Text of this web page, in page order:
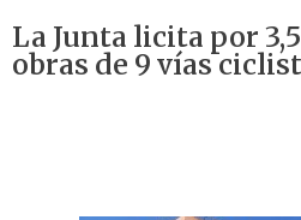
La Junta licita por
obras de 9 vías